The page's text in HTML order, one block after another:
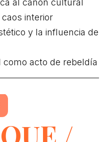
al canon cultural
interior
y la influencia de
como acto de rebeldía